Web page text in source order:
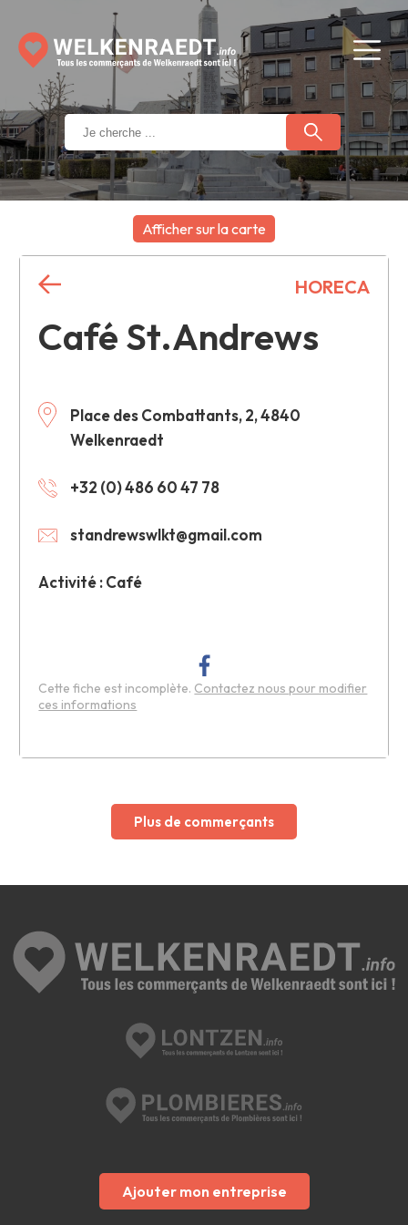
Afficher sur la carte
Café St.Andrews
Place des Combattants, 2, 4840
Welkenraedt
+32 (0) 486 60 47 78
standrewswlkt@gmail.com
Activité : Café
HORECA
Cette fiche est incomplète. Contactez nous pour modifier
ces informations
+
−
Plus de commerçants
Ajouter mon entreprise